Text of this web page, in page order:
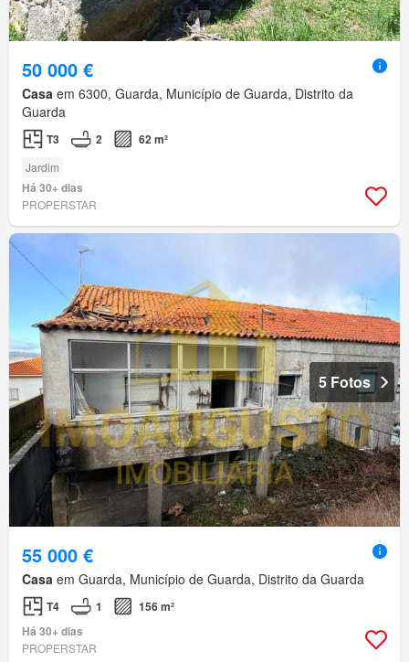
50 000 €
Casa em 6300, Guarda, Município de Guarda, Distrito da
Guarda
T3 2 62 m²
Jardim
Há 30+ dias
PROPERSTAR
5 Fotos
55 000 €
Casa em Guarda, Município de Guarda, Distrito da Guarda
T4 1
156 m²
Há 30+ dias
PROPERSTAR